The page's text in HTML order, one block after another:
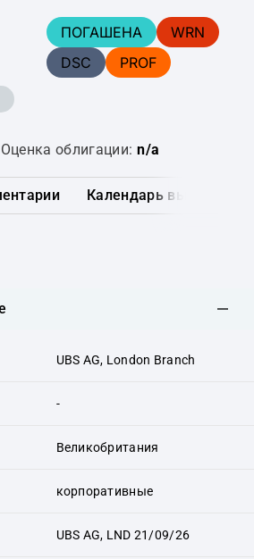
ПОГАШЕНА
WRN
DSC
PROF
Оценка облигации: n/a
Календарь выплат
UBS AG, London Branch
-
Великобритания
корпоративные
UBS AG, LND 21/09/26